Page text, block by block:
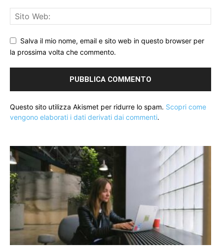
Salva il mio nome, email e sito web in questo browser per
la prossima volta che commento.
Questo sito utilizza Akismet per ridurre lo spam. Scopri come
vengono elaborati i dati derivati dai commenti.